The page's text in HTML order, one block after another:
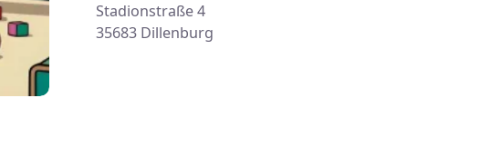
Stadionstraße 4
35683 Dillenburg